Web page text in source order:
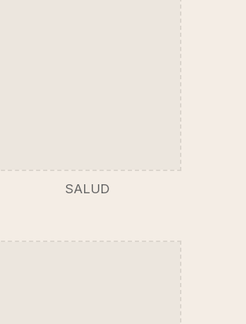
SALUD